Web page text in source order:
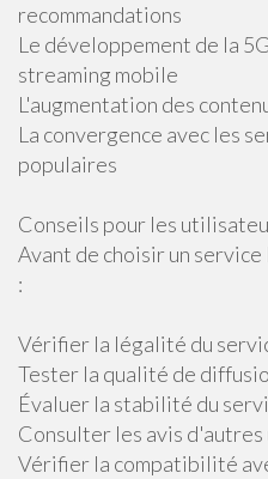
recommandations
Le développement de la
streaming mobile
L'augmentation des
La convergence avec les
populaires
Conseils pour les
Avant de choisir un
:
Vérifier la légalité du
Tester la qualité de
Évaluer la stabilité du
Consulter les avis
Vérifier la compatibilité